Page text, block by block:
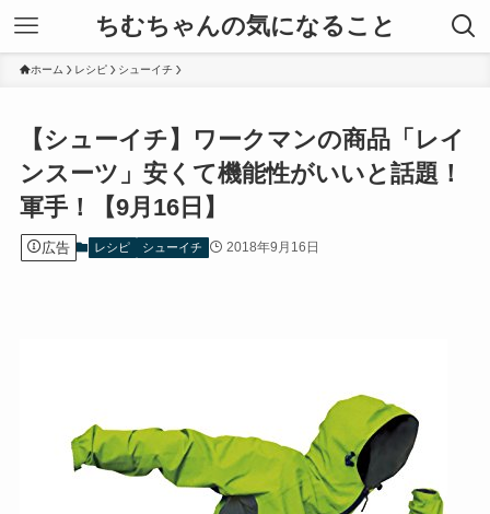
ちむちゃんの気になること
ホーム レシピ シューイチ
【シューイチ】ワークマンの商品「レイ
ンスーツ」安くて機能性がいいと話題！
軍手！【9月16日】
広告 レシピ シューイチ 2018年9月16日